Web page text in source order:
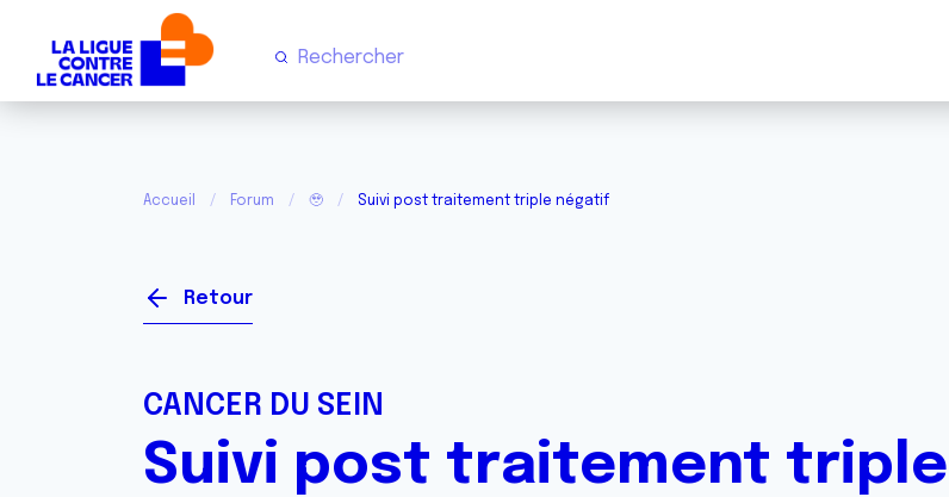
Accueil Forum 🥹 Suivi post traitement triple négatif
Retour
CANCER DU SEIN
Suivi post traitement